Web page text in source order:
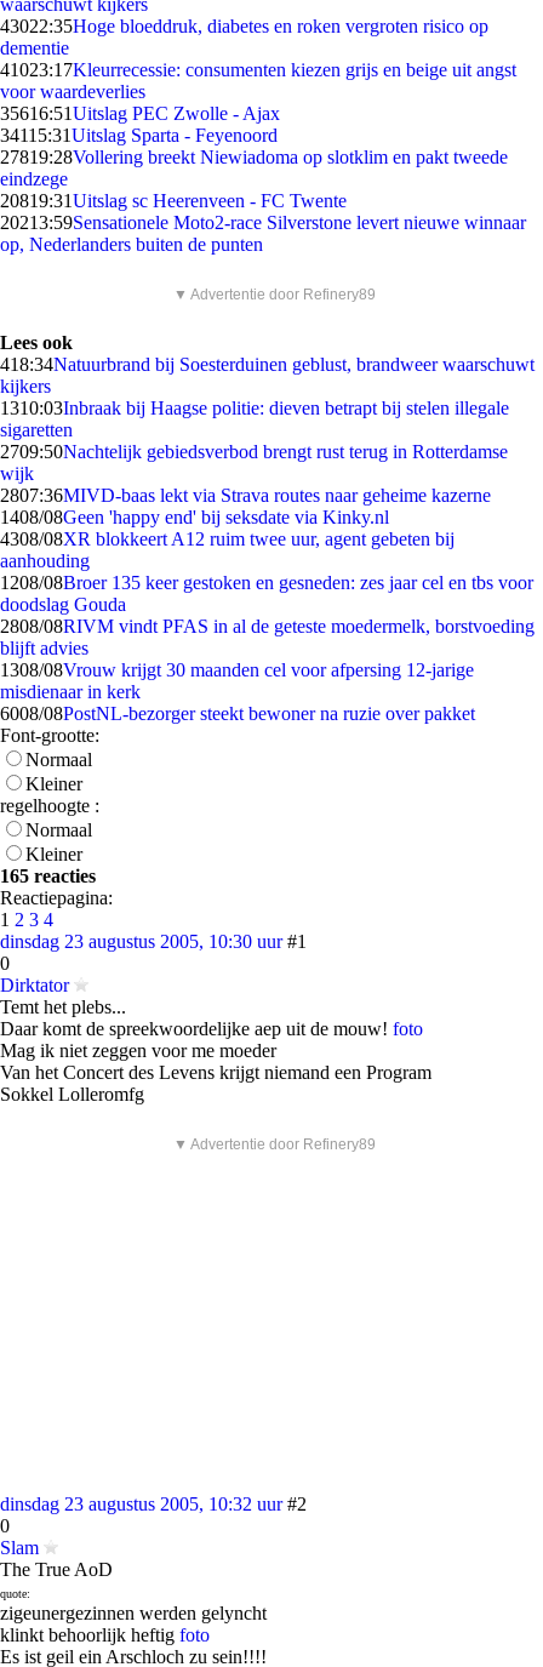
waarschuwt kijkers
43022:35Hoge bloeddruk, diabetes en roken vergroten risico op
dementie
41023:17Kleurrecessie: consumenten kiezen grijs en beige uit angst
voor waardeverlies
35616:51Uitslag PEC Zwolle - Ajax
34115:31Uitslag Sparta - Feyenoord
27819:28Vollering breekt Niewiadoma op slotklim en pakt tweede
eindzege
20819:31Uitslag sc Heerenveen - FC Twente
20213:59Sensationele Moto2-race Silverstone levert nieuwe winnaar
op, Nederlanders buiten de punten
▼ Advertentie door Refinery89
Lees ook
418:34Natuurbrand bij Soesterduinen geblust, brandweer waarschuwt
kijkers
1310:03Inbraak bij Haagse politie: dieven betrapt bij stelen illegale
sigaretten
2709:50Nachtelijk gebiedsverbod brengt rust terug in Rotterdamse
wijk
2807:36MIVD-baas lekt via Strava routes naar geheime kazerne
1408/08Geen 'happy end' bij seksdate via Kinky.nl
4308/08XR blokkeert A12 ruim twee uur, agent gebeten bij
aanhouding
1208/08Broer 135 keer gestoken en gesneden: zes jaar cel en tbs voor
doodslag Gouda
2808/08RIVM vindt PFAS in al de geteste moedermelk, borstvoeding
blijft advies
1308/08Vrouw krijgt 30 maanden cel voor afpersing 12-jarige
misdienaar in kerk
6008/08PostNL-bezorger steekt bewoner na ruzie over pakket
Font-grootte:
Normaal
Kleiner
regelhoogte :
Normaal
Kleiner
165 reacties
Reactiepagina:
1 2 3 4
dinsdag 23 augustus 2005, 10:30 uur #1
0
Dirktator
Temt het plebs...
Daar komt de spreekwoordelijke aep uit de mouw! foto
Mag ik niet zeggen voor me moeder
Van het Concert des Levens krijgt niemand een Program
Sokkel Lolleromfg
▼ Advertentie door Refinery89
dinsdag 23 augustus 2005, 10:32 uur #2
0
Slam
The True AoD
quote:
zigeunergezinnen werden gelyncht
klinkt behoorlijk heftig foto
Es ist geil ein Arschloch zu sein!!!!